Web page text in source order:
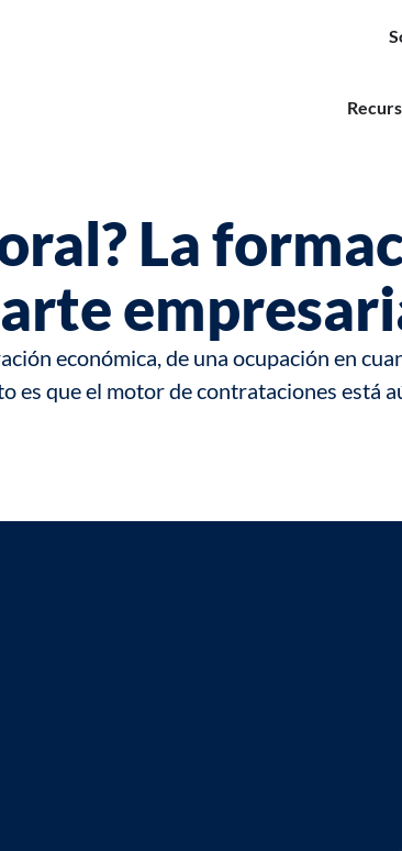
La
económica, de una ocupación en
es que el motor de contrataciones está